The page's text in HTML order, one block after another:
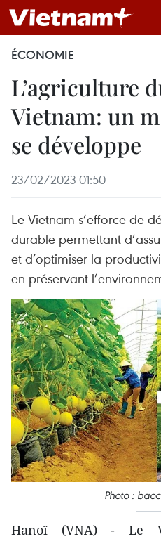
ÉCONOMIE
L’agriculture
Vietnam: un
se développe
23/02/2023 01:50
Le Vietnam s’efforce de
durable permettant
et d’optimiser la
en préservant
Photo :
Hanoï (VNA) - Le